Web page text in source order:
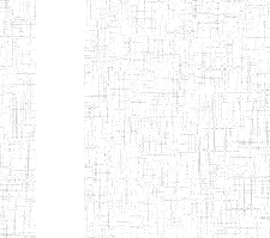
MODEL
INCLUSIVE
BILINGUAL
TEACHER
TRAINING